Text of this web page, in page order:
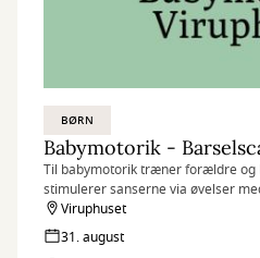
BØRN
Babymotorik -
Til babymotorik træner forældre og
stimulerer sanserne via øvelser
Viruphuset
31. august